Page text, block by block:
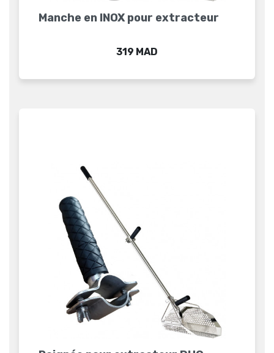
Manche en INOX pour extracteur
Prix
319 MAD